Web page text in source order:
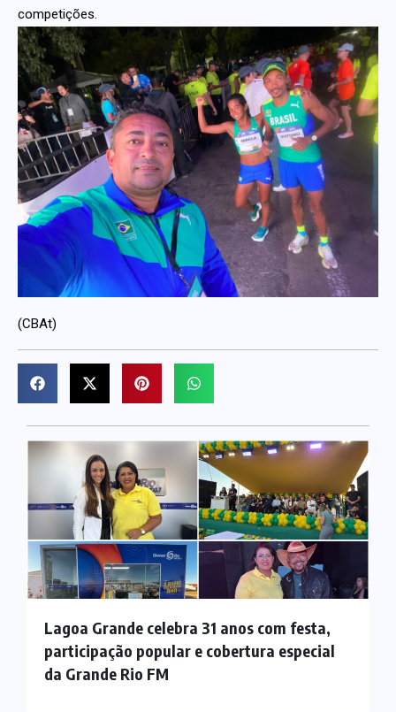
competições.
(CBAt)
Lagoa Grande celebra 31 anos com festa,
participação popular e cobertura especial
da Grande Rio FM